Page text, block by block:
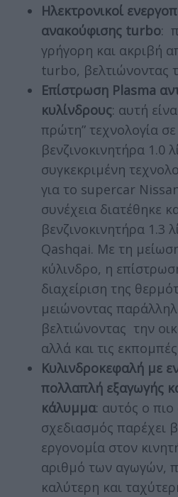
Ηλεκτρονικοί
ανακούφισης turbo:
γρήγορη και ακριβή
turbo, βελτιώνοντας
Επίστρωση Plasma
κυλίνδρους: αυτή
πρώτη” τεχνολογία
βενζινοκινητήρα 1.0
συγκεκριμένη
για το supercar
συνέχεια διατέθηκε
βενζινοκινητήρα 1.3
Qashqai. Με τη
κύλινδρο, η
διαχείριση της
μειώνοντας
βελτιώνοντας την
αλλά και τις
Κυλινδροκεφαλή με
πολλαπλή εξαγωγής
κάλυμμα: αυτός ο
σχεδιασμός παρέχει
εργονομία στον
αριθμό των αγωγών,
καλύτερη και